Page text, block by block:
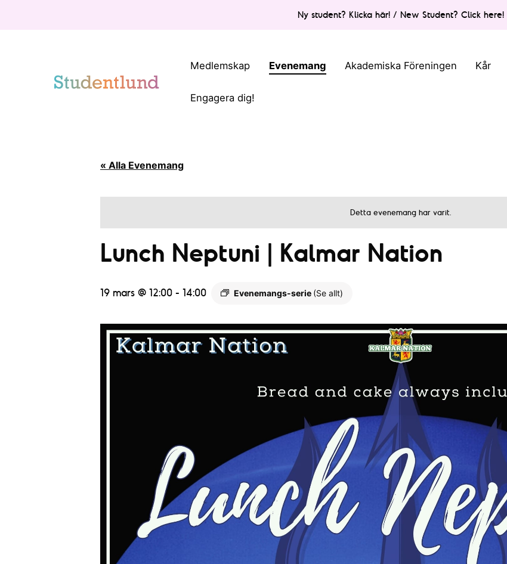
Ny student? Klicka här! / New Student? Click here!
Medlemskap Evenemang Akademiska Föreningen Kår
Engagera dig!
« Alla Evenemang
Detta evenemang har varit.
Lunch Neptuni | Kalmar Nation
19 mars @ 12:00 - 14:00 Evenemangs-serie (Se allt)